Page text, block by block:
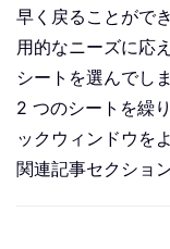
早く戻ることがで
用的なニーズに応
シートを選んでし
2 つのシートを繰
ックウィンドウを
関連記事セクショ